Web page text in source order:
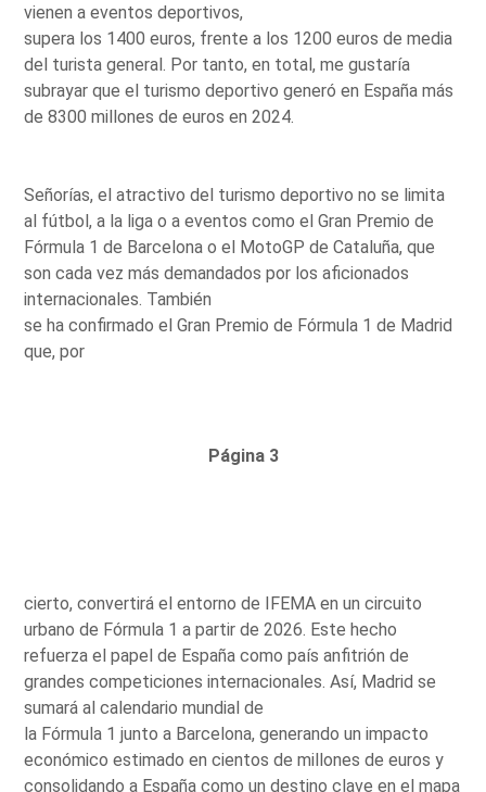
vienen a eventos deportivos,
supera los 1400 euros, frente a los 1200 euros de media
del turista general. Por tanto, en total, me gustaría
subrayar que el turismo deportivo generó en España más
de 8300 millones de euros en 2024.
Señorías, el atractivo del turismo deportivo no se limita
al fútbol, a la liga o a eventos como el Gran Premio de
Fórmula 1 de Barcelona o el MotoGP de Cataluña, que
son cada vez más demandados por los aficionados
internacionales. También
se ha confirmado el Gran Premio de Fórmula 1 de Madrid
que, por
Página 3
cierto, convertirá el entorno de IFEMA en un circuito
urbano de Fórmula 1 a partir de 2026. Este hecho
refuerza el papel de España como país anfitrión de
grandes competiciones internacionales. Así, Madrid se
sumará al calendario mundial de
la Fórmula 1 junto a Barcelona, generando un impacto
económico estimado en cientos de millones de euros y
consolidando a España como un destino clave en el mapa